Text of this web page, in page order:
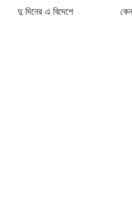
দু দিনের এ বিদেশে কেন